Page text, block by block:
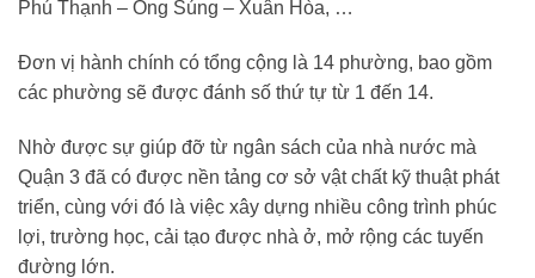
Phú Thạnh – Ông Súng – Xuân Hòa, …
Đơn vị hành chính có tổng cộng là 14 phường, bao gồm
các phường sẽ được đánh số thứ tự từ 1 đến 14.
Nhờ được sự giúp đỡ từ ngân sách của nhà nước mà
Quận 3 đã có được nền tảng cơ sở vật chất kỹ thuật phát
triển, cùng với đó là việc xây dựng nhiều công trình phúc
lợi, trường học, cải tạo được nhà ở, mở rộng các tuyến
đường lớn.